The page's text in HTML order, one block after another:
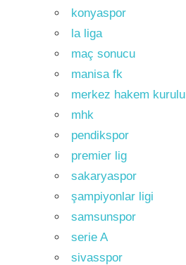
konyaspor
la liga
maç sonucu
manisa fk
merkez hakem kurulu
mhk
pendikspor
premier lig
sakaryaspor
şampiyonlar ligi
samsunspor
serie A
sivasspor